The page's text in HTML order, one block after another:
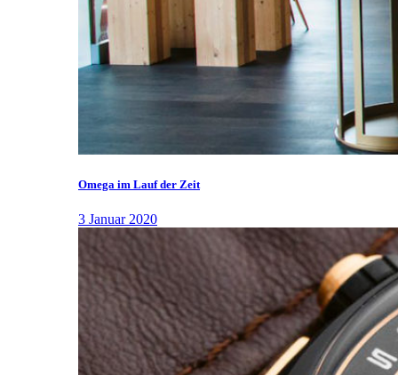
Omega im Lauf der Zeit
3 Januar 2020